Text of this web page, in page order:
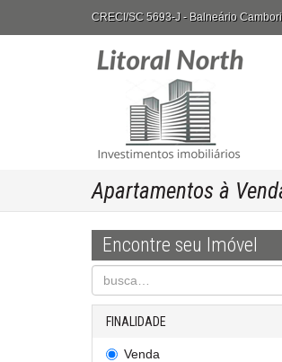
CRECI/SC 5693-J - Balneário
Apartamentos à
Encontre seu Imóvel
FINALIDADE
Venda